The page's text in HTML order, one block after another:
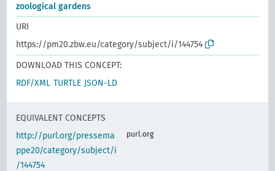
zoological gardens
URI
https://pm20.zbw.eu/category/subject/i/144754
DOWNLOAD THIS CONCEPT:
RDF/XML TURTLE JSON-LD
EQUIVALENT CONCEPTS
http://purl.org/pressema
ppe20/category/subject/i
/144754
purl.org